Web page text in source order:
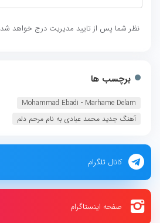
نظر شما پس از تایید مدیریت درج خواهد شد
برچسب ها
Mohammad Ebadi - Marhame Delam‏
آهنگ جديد محمد عبادی به نام مرحم دلم
کانال تلگرام
صفحه اینستاگرام